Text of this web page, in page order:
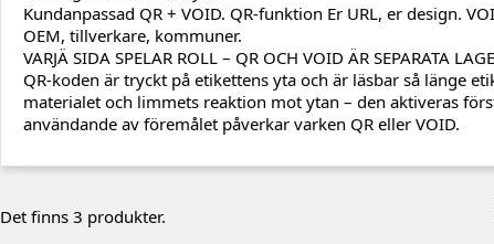
Kundanpassad QR + VOID. QR-funktion Er URL, er design.
OEM, tillverkare, kommuner.
VARJÄ SIDA SPELAR ROLL – QR OCH VOID ÄR SEPARATA
QR-koden är tryckt på etikettens yta och är läsbar så länge
materialet och limmets reaktion mot ytan – den aktiveras
användande av föremålet påverkar varken QR eller VOID.
Det finns 3 produkter.